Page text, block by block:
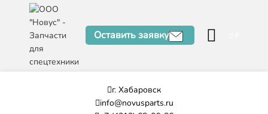
Оставить заявку
г. Хабаровск
info@novusparts.ru